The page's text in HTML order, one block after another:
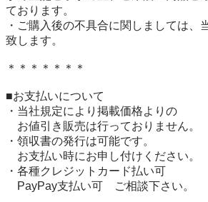
ております。
・ご購入後の不具合に関しましては、
致します。
＊＊＊＊＊＊＊
■お支払いについて
・当社規定により掲載価格よりの
お値引き販売は行っておりません。
・領収書の発行は可能です。
お支払い時にお申し付けください。
・各種クレジットカード払い可
PayPay支払い可　ご相談下さい。